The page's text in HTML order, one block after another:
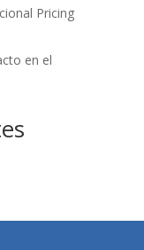
Pricing
en el